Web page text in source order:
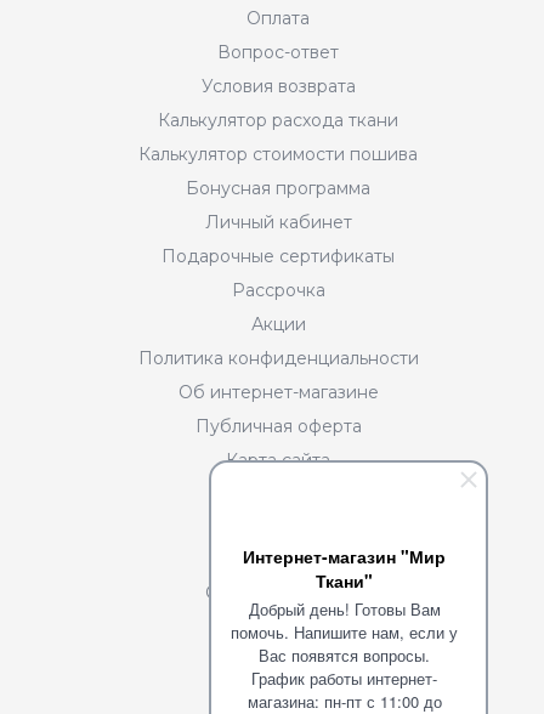
Интернет-магазин "Мир
Ткани"
Добрый день! Готовы Вам
помочь. Напишите нам, если у
Вас появятся вопросы.
График работы интернет-
магазина: пн-пт с 11:00 до
Оплата
Вопрос-ответ
Условия возврата
Калькулятор расхода ткани
Калькулятор стоимости пошива
Бонусная программа
Личный кабинет
Подарочные сертификаты
Рассрочка
Акции
Политика конфиденциальности
Об интернет-магазине
Публичная оферта
Карта сайта
О нас
Сотрудничество
Портфолио
Команда
Блог